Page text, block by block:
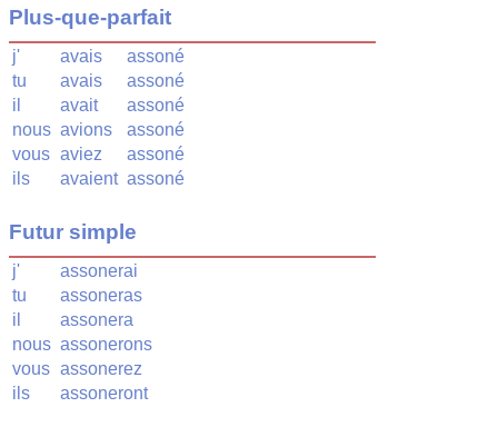
Plus-que-parfait
j' avais
assoné
tu
avais
assoné
il
avait
assoné
nous avions
assoné
vous aviez
assoné
ils
avaient assoné
Futur simple
j'
assonerai
tu
assoneras
il
assonera
nous assonerons
vous assonerez
ils
assoneront